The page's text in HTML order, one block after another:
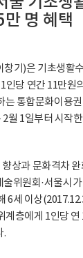
명 혜택
기)은 기초생활
당 연간 11만원
는 통합문화이용
2월 1일부터 시작
상과 문화격차 완
위원회·서울시가
6세 이상
계층에게 1인당 연
.